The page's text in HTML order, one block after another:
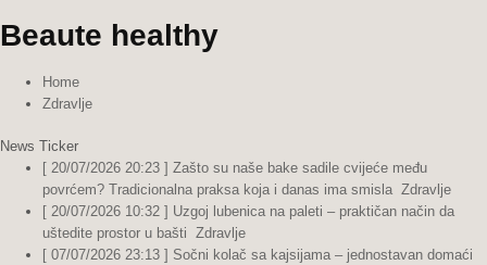
Beaute healthy
Home
Zdravlje
News Ticker
[ 20/07/2026 20:23 ] Zašto su naše bake sadile cvijeće među
povrćem? Tradicionalna praksa koja i danas ima smisla Zdravlje
[ 20/07/2026 10:32 ] Uzgoj lubenica na paleti – praktičan način da
uštedite prostor u bašti Zdravlje
[ 07/07/2026 23:13 ] Sočni kolač sa kajsijama – jednostavan domaći